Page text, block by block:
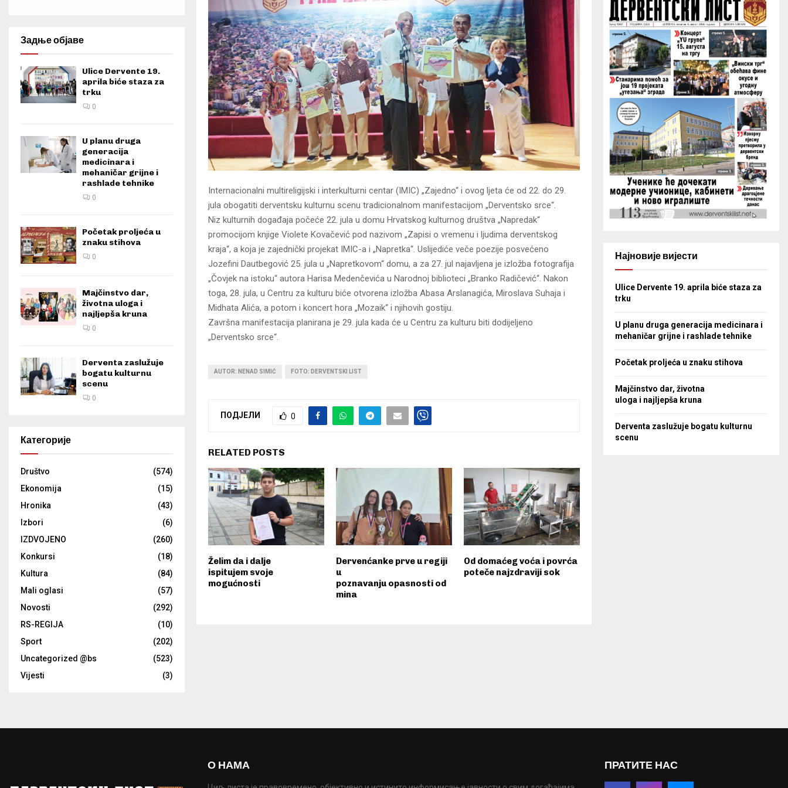
Internacionalni multireligijski i interkulturni centar (IMIC) „Zajedno“ i ovog ljeta će od 22. do 29.
jula obogatiti derventsku kulturnu scenu tradicionalnom manifestacijom „Derventsko srce“.
Niz kulturnih događaja počeće 22. jula u domu Hrvatskog kulturnog društva „Napredak“
promocijom knjige Violete Kovačević pod nazivom „Zapisi o vremenu i ljudima derventskog
kraja“, a koja je zajednički projekat IMIC-a i „Napretka“. Uslijediće veče poezije posvećeno
Jozefini Dautbegović 25. jula u „Napretkovom“ domu, a za 27. jul najavljena je izložba fotografija
„Čovjek na istoku“ autora Harisa Medenčevića u Narodnoj biblioteci „Branko Radičević“. Nakon
toga, 28. jula, u Centru za kulturu biće otvorena izložba Abasa Arslanagića, Miroslava Suhaja i
Midhata Alića, a potom i koncert hora „Mozaik“ i njihovih gostiju.
Završna manifestacija planirana je 29. jula kada će u Centru za kulturu biti dodijeljeno
„Derventsko srce“.
AUTOR: NENAD SIMIĆ FOTO: DERVENTSKI LIST
ПОДЈЕЛИ 0
RELATED POSTS
Želim da i dalje
ispitujem svoje
mogućnosti
Dervenćanke prve u regiji
u
poznavanju opasnosti od
mina
Od domaćeg voća i povrća
poteče najzdraviji sok
Задње објаве
Ulice Dervente 19.
aprila biće staza za
trku
0
U planu druga
generacija
medicinara i
mehaničar grijne i
rashlade tehnike
0
Početak proljeća u
znaku stihova
0
Majčinstvo dar,
životna uloga i
najljepša kruna
0
Derventa zaslužuje
bogatu kulturnu
scenu
0
Категорије
Društvo
(574)
Ekonomija
(15)
Hronika
(43)
Izbori
(6)
IZDVOJENO
(260)
Konkursi
(18)
Kultura
(84)
Mali oglasi
(57)
Novosti
(292)
RS-REGIJA
(10)
Sport
(202)
Uncategorized @bs
(523)
Vijesti
(3)
H
Најновије вијести
Ulice Dervente 19. aprila biće staza za
trku
U planu druga generacija medicinara i
mehaničar grijne i rashlade tehnike
Početak proljeća u znaku stihova
Majčinstvo dar, životna
uloga i najljepša kruna
Derventa zaslužuje bogatu kulturnu
scenu
О НАМА ПРАТИТЕ НАС